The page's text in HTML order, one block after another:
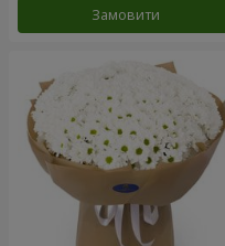
Замовити